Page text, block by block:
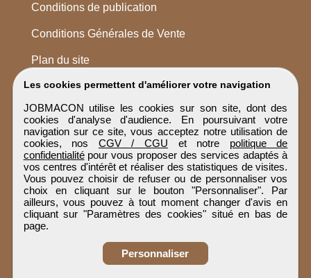
Les cookies permettent d'améliorer votre navigation
JOBMACON utilise les cookies sur son site, dont des
cookies d'analyse d'audience. En poursuivant votre
navigation sur ce site, vous acceptez notre utilisation de
cookies, nos CGV / CGU et notre politique de
confidentialitépour vous proposer des services adaptés à
vos centres d'intérêt et réaliser des statistiques de visites.
Vous pouvez choisir de refuser ou de personnaliser vos
choix en cliquant sur le bouton "Personnaliser". Par
ailleurs, vous pouvez à tout moment changer d'avis en
cliquant sur "Paramètres des cookies" situé en bas de
page.
Personnaliser
Conditions de publication
Conditions Générales de Vente
Plan du site